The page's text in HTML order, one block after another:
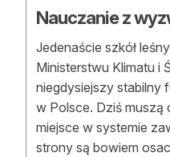
Nauczanie z
Jedenaście szkół
Ministerstwu Klimatu i
niegdysiejszy stabilny
w Polsce. Dziś
miejsce w systemie
strony są bowiem